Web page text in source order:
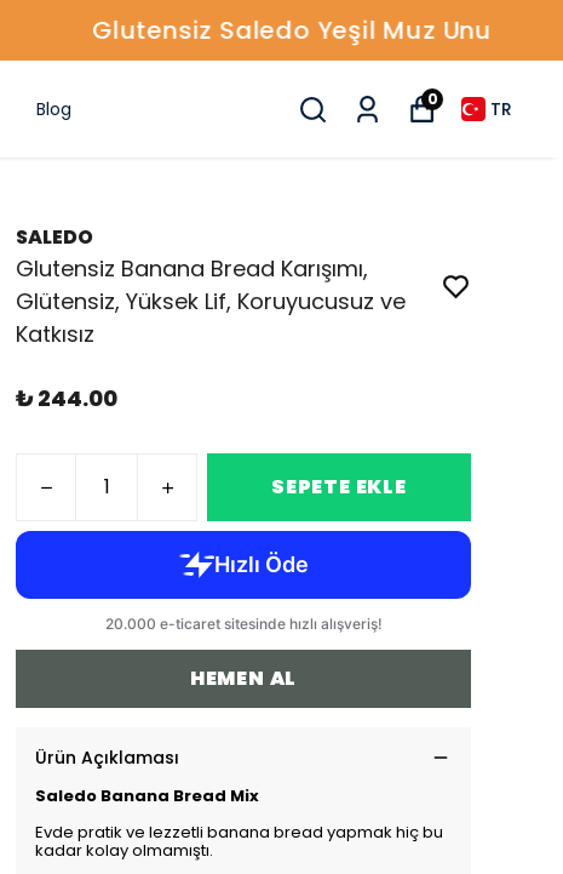
Blog 0 TR
SALEDO
Glutensiz Banana Bread Karışımı,
Glütensiz, Yüksek Lif, Koruyucusuz ve
Katkısız
₺ 244.00
SEPETE EKLE
HEMEN AL
Ürün Açıklaması
Saledo Banana Bread Mix
Evde pratik ve lezzetli banana bread yapmak hiç bu
kadar kolay olmamıştı.